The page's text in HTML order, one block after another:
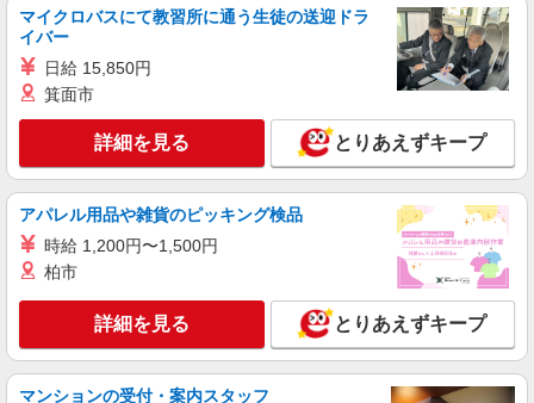
OK！働きやすさ◎
時給1500円〜2125円 ＜日払い有/週払い有/交
キープ 詳細を見る
派遣社員
株式会社kotrio /●TK-H-1849639
NEW
見守りメインでのんびり作業♪館林駅のシニ
時給1500円〜2125円 ＜日払い有/週払い有/交
通費全支給(ガソリン代含む)＞
館林市 ◆来社不要/面接なし
マイクロバスにて教習所に通う生徒の送迎ドラ
イバー
日給 15,850円
箕面市
詳細を見る とりあえずキープ
アパレル用品や雑貨のピッキング検品
時給 1,200円〜1,500円
柏市
詳細を見る とりあえずキープ
マンションの受付・案内スタッフ